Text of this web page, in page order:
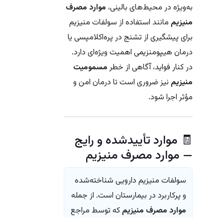
به‌ویژه در محیط‌های بالینی، موارد مصرف
منیزیم مانند استفاده از سولفات منیزیم
برای پیشگیری از تشنج در پره‌اکلامپسی یا
درمان هیپومنزیمی اهمیت ویژه‌ای دارد.
در کنار فواید، آگاهی از خطرمسمومیت
منیزیم نیز ضروری است تا درمان امن و
مؤثر اجرا شود.
🧾 موارد تأییدشده و رایج
— موارد مصرف منیزیم
سولفات منیزیم دارویی شناخته‌شده
و پرکاربرد در بیمارستان است. از جمله
موارد مصرف منیزیم که توسط مراجع